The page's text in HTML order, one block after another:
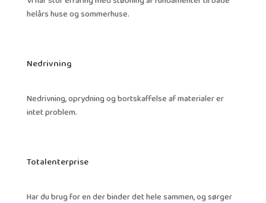
helårs huse og sommerhuse.
Nedrivning
Nedrivning, oprydning og bortskaffelse af materialer er
intet problem.
Totalenterprise
Har du brug for en der binder det hele sammen, og sørger